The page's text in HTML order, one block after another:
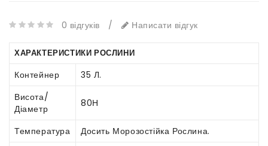
0 відгуків / Написати відгук
ХАРАКТЕРИСТИКИ РОСЛИНИ
Контейнер
35 Л.
Висота/
Діаметр
80Н
Температура Досить Морозостійка Рослина.